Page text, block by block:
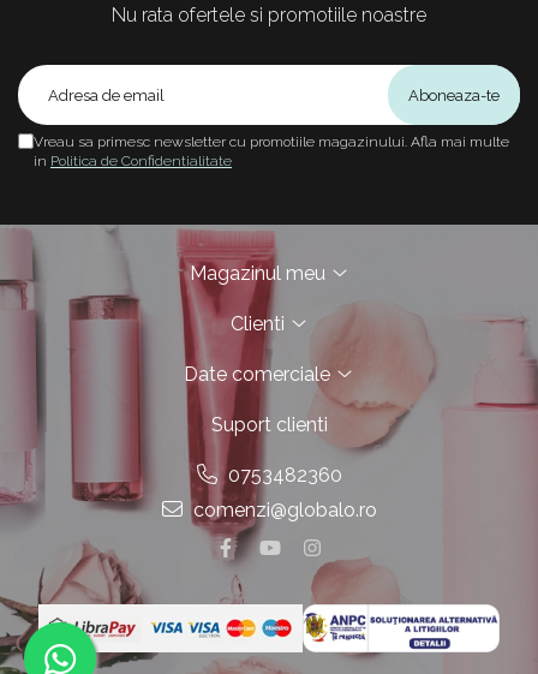
Nu rata ofertele si promotiile noastre
Vreau sa primesc newsletter cu promotiile magazinului. Afla mai multe
in Politica de Confidentialitate
Magazinul meu
Clienti
Date comerciale
Suport clienti
0753482360
comenzi@globalo.ro